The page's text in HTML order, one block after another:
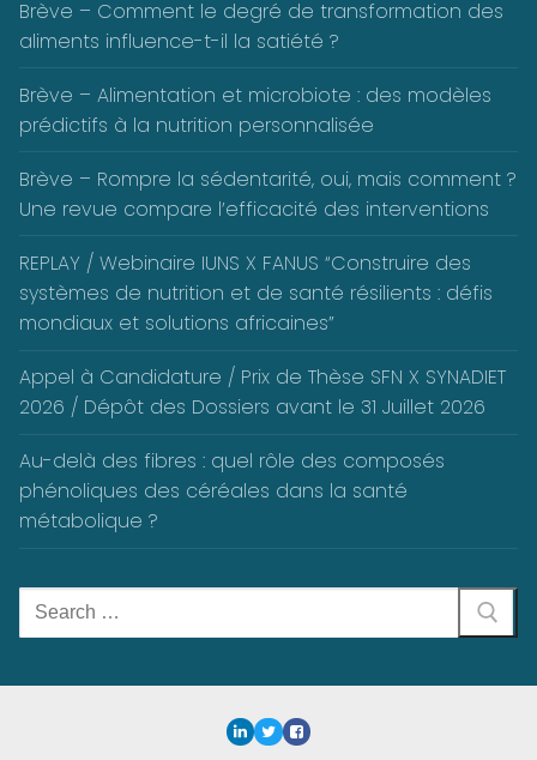
Brève – Comment le degré de transformation des
aliments influence-t-il la satiété ?
Brève – Alimentation et microbiote : des modèles
prédictifs à la nutrition personnalisée
Brève – Rompre la sédentarité, oui, mais comment ?
Une revue compare l’efficacité des interventions
REPLAY / Webinaire IUNS X FANUS “Construire des
systèmes de nutrition et de santé résilients : défis
mondiaux et solutions africaines”
Appel à Candidature / Prix de Thèse SFN X SYNADIET
2026 / Dépôt des Dossiers avant le 31 Juillet 2026
Au-delà des fibres : quel rôle des composés
phénoliques des céréales dans la santé
métabolique ?
Rechercher
: